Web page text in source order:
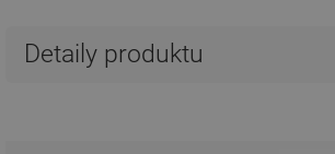
Detaily produktu